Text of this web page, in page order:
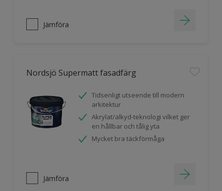
Jämföra
Nordsjö Supermatt fasadfärg
Tidsenligt utseende till modern
arkitektur
Akrylat/alkyd-teknologi vilket ger
en hållbar och tålig yta
Mycket bra täckförmåga
Jämföra